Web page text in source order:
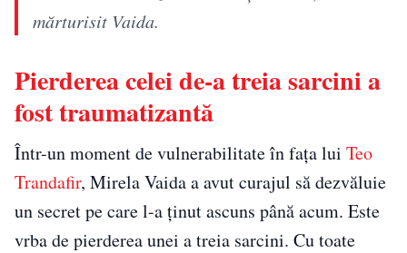
mărturisit Vaida.
Pierderea celei de-a treia sarcini a
fost traumatizantă
Într-un moment de vulnerabilitate în fața lui Teo
Trandafir, Mirela Vaida a avut curajul să dezvăluie
un secret pe care l-a ținut ascuns până acum. Este
vrba de pierderea unei a treia sarcini. Cu toate